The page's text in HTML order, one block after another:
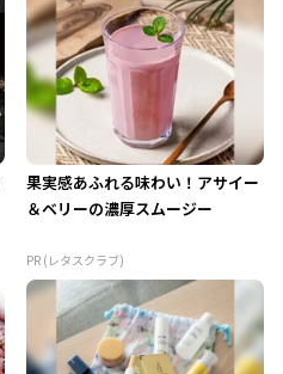
果実感あふれる味わい！アサイー
＆ベリーの濃厚スムージー
PR (レタスクラブ)